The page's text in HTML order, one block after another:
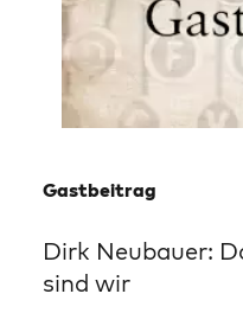
Gastbeitrag
Dirk Neubauer:
sind wir